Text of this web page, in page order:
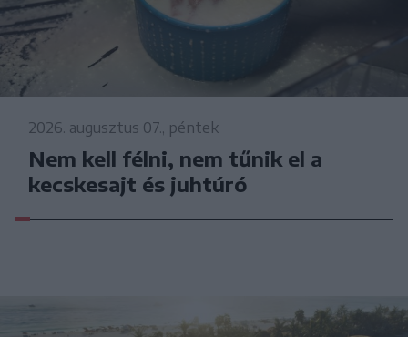
2026. augusztus 07., péntek
Nem kell félni, nem tűnik el a
kecskesajt és juhtúró